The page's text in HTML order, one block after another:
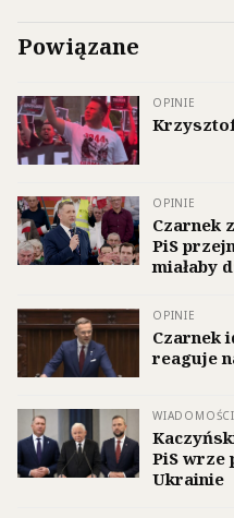
Powiązane
OPINIE
OPINIE
Czarnek
PiS
miałaby
OPINIE
Czarnek
reaguje
WIADOMOŚCI
PiS wrze
Ukrainie